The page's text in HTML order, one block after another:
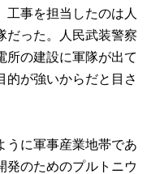
工事を担当したのは人
だった。人民武装警察
所の建設に軍隊が出て
的が強いからだと目さ
うに軍事産業地帯であ
発のためのプルトニウ